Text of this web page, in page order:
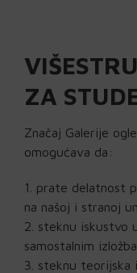
ZA
Značaj Galerije
omogućava da:
prate delatnost
na našoj i stranoj
steknu iskustvo
samostalnim
steknu teorijska